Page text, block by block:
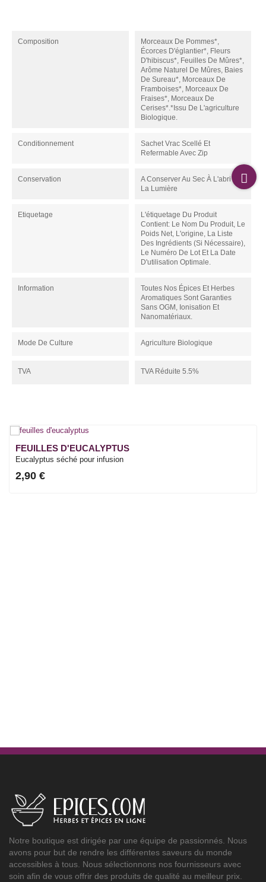
Composition
Morceaux De Pommes*,
Écorces D'églantier*, Fleurs
D'hibiscus*, Feuilles De Mûres*,
Arôme Naturel De Mûres, Baies
De Sureau*, Morceaux De
Framboises*, Morceaux De
Fraises*, Morceaux De
Cerises*.*Issu De L'agriculture
Biologique.
Conditionnement
Sachet Vrac Scellé Et
Refermable Avec Zip
Conservation
A Conserver Au Sec À L'abri De
La Lumière
Etiquetage
L'étiquetage Du Produit
Contient: Le Nom Du Produit, Le
Poids Net, L'origine, La Liste
Des Ingrédients (si Nécessaire),
Le Numéro De Lot Et La Date
D'utilisation Optimale.
Information
Toutes Nos Épices Et Herbes
Aromatiques Sont Garanties
Sans OGM, Ionisation Et
Nanomatériaux.
Mode De Culture Agriculture Biologique
TVA TVA Réduite 5.5%
FEUILLES D'EUCALYPTUS
Eucalyptus séché pour infusion
2,90 €
Notre boutique est dirigée par une équipe de passionnés. Nous
avons pour but de rendre les différentes saveurs du monde
accessibles à tous. Nous sélectionnons nos fournisseurs avec
soin afin de vous offrir des produits de qualité au meilleur prix.